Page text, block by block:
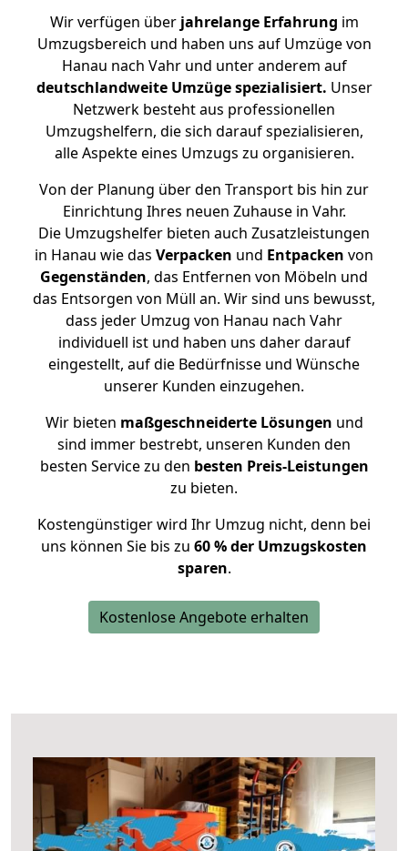
Wir verfügen überjahrelange Erfahrung im
Umzugsbereich und haben uns auf Umzüge von
Hanau nach Vahr und unter anderem auf
deutschlandweite Umzüge spezialisiert. Unser
Netzwerk besteht aus professionellen
Umzugshelfern, die sich darauf spezialisieren,
alle Aspekte eines Umzugs zu organisieren.
Von der Planung über den Transport bis hin zur
Einrichtung Ihres neuen Zuhause in Vahr.
Die Umzugshelfer bieten auch Zusatzleistungen
in Hanau wie das Verpacken und Entpacken von
Gegenständen, das Entfernen von Möbeln und
das Entsorgen von Müll an. Wir sind uns bewusst,
dass jeder Umzug von Hanau nach Vahr
individuell ist und haben uns daher darauf
eingestellt, auf die Bedürfnisse und Wünsche
unserer Kunden einzugehen.
Wir bieten maßgeschneiderte Lösungen und
sind immer bestrebt, unseren Kunden den
besten Service zu den besten Preis-Leistungen
zu bieten.
Kostengünstiger wird Ihr Umzug nicht, denn bei
uns können Sie bis zu 60 % der Umzugskosten
sparen.
Kostenlose Angebote erhalten